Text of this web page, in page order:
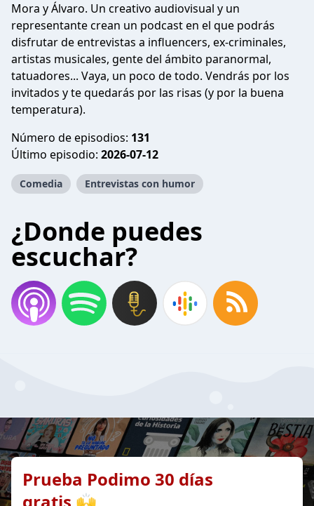
Mora y Álvaro. Un creativo audiovisual y un
representante crean un podcast en el que podrás
disfrutar de entrevistas a influencers, ex-criminales,
artistas musicales, gente del ámbito paranormal,
tatuadores... Vaya, un poco de todo. Vendrás por los
invitados y te quedarás por las risas (y por la buena
temperatura).
Número de episodios: 131
Último episodio: 2026-07-12
Comedia Entrevistas con humor
¿Donde puedes
escuchar?
Prueba Podimo 30 días
gratis 🙌